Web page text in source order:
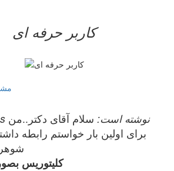
کاربر حرفه ای
yasamans نوشته است: سلام آقای دکتر..من
برای اولین بار خواستم رابطه
کلیتوریس